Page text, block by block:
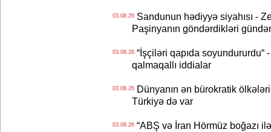
03.08.26Sandunun hədiyyə siyahısı -
Paşinyanın göndərdikləri
03.08.26“İşçiləri qapıda soyundururdu“
qalmaqallı iddialar
03.08.26Dünyanın ən bürokratik ölkələri
Türkiyə də var
03.08.26“ABŞ və İran Hörmüz boğazı ilə